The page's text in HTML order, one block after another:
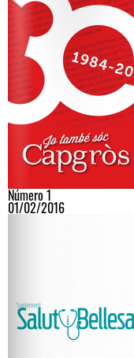
Número 1
01/02/2016